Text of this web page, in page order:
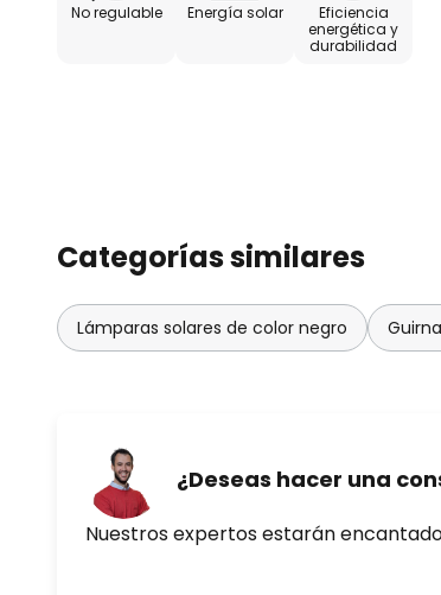
No regulable Energía solar
Eficiencia
energética y
durabilidad
Categorías similares
Lámparas solares de color negro
¿Deseas hacer una
Nuestros expertos estarán